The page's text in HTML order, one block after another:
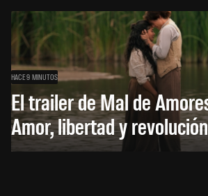
HACE 9 MINUTOS
El trailer de Mal de
Amor, libertad y revolución